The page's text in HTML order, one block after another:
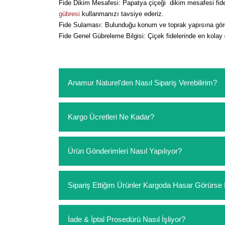
Fide Dikim Mesafesi: Papatya çiçeği dikim mesafesi
gübresi kullanmanızı tavsiye ederiz.
Fide Sulaması: Bulunduğu konum ve toprak yapısına
Fide Genel Gübreleme Bilgisi: Çiçek fidelerinde en kolay
Anamur Naturel'den Nasıl Sipariş Verebilirim?
sipariş verebilirsiniz. Sitemizden vereceğiniz
ödeme yoktur.
Kargo Ücretleri Ne Kadar?
siparişlerinizde sepetinizdeki ürünleri
Ürün Gönderimleri Nasıl Yapılıyor?
Sipariş Ettiğim Ürünler Kargoda Hasar
hasar görmüş ise hemen bizimle iletişime
İade & İptal Prosedürü Nasıl İşliyor?